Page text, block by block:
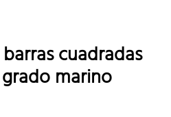
cuadradas
marino